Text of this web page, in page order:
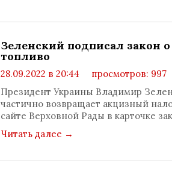
Зеленский подписал закон
топливо
28.09.2022 в 20:44 просмотров: 997
Президент Украины Владимир
частично возвращает акцизный
сайте Верховной Рады в карточке
Читать далее →